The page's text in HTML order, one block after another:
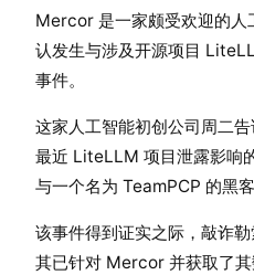
Mercor 是一家颇受欢迎的人
认发生与涉及开源项目
事件。
这家人工智能初创公司周二
最近 LiteLLM 项目泄露影响
与一个名为 TeamPCP 的黑客
该事件得到证实之际，敲诈
其已针对 Mercor 并获取了其